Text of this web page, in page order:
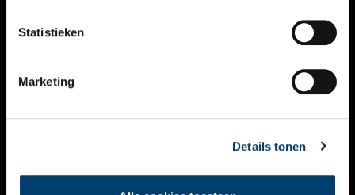
Statistieken
Marketing
Details tonen
THEMA’S
VIDEO’S
CONTACT